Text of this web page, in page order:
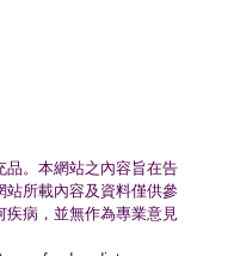
。 本網站之內容旨在告
站所載內容及資料僅供參
疾病，並無作為專業意見